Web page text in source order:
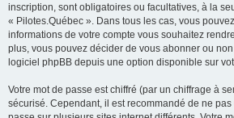
inscription, sont obligatoires ou facultatives, à la
« Pilotes.Québec ». Dans tous les cas, vous
informations de votre compte vous souhaitez
plus, vous pouvez décider de vous abonner ou
logiciel phpBB depuis une option disponible sur
Votre mot de passe est chiffré (par un chiffrage à
sécurisé. Cependant, il est recommandé de ne